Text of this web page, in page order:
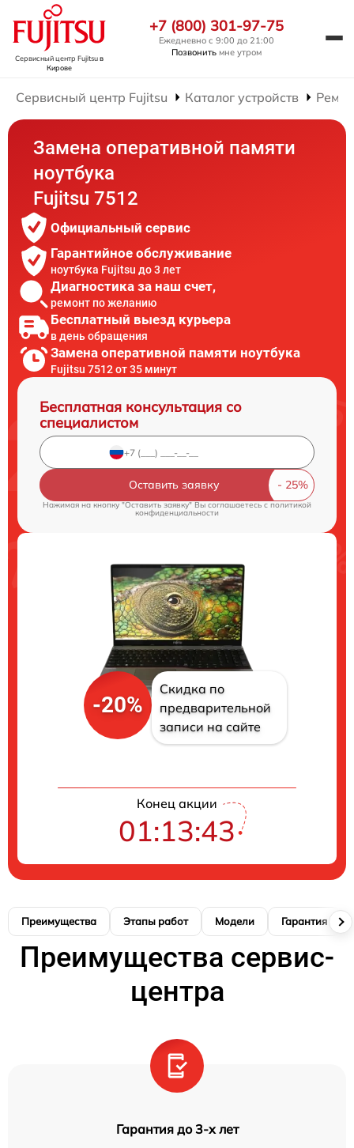
Сервисный центр Fujitsuв
Кирове
+7 (800) 301-97-75
Ежедневно с 9:00 до 21:00
Позвонить мне утром
Сервисный центр Fujitsu Каталог устройств
Замена оперативной памяти
ноутбука
Fujitsu 7512
Официальный сервис
Гарантийное обслуживание
ноутбука Fujitsu до 3 лет
Диагностика за наш счет,
ремонт по желанию
Бесплатный выезд курьера
в день обращения
Замена оперативной памяти ноутбука
Fujitsu 7512 от 35 минут
Бесплатная консультация со
специалистом
Оставить заявку
Нажимая на кнопку "Оставить заявку" Вы соглашаетесь cполитикой
конфиденциальности
-20%
Скидка по
предварительной
записи на сайте
Конец акции
01:13:42
Преимущества Этапы работ Модели Гарантия
Преимущества сервис-
центра
Гарантия до 3-х лет